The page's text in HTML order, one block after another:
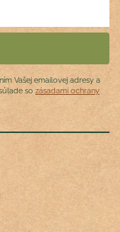
Vašej emailovej adresy a
so zásadami ochrany